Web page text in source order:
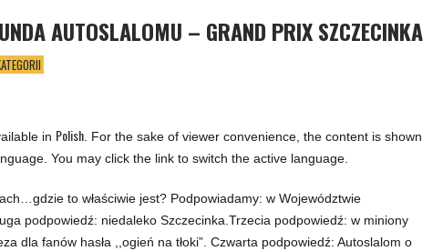
AUTOSLALOMU – GRAND PRIX SZCZECINKA
in Polish. For the sake of viewer convenience, the content is shown
You may click the link to switch the active language.
to właściwie jest? Podpowiadamy: w Województwie
podpowiedź: niedaleko Szczecinka.Trzecia podpowiedź: w miniony
dla fanów hasła ,,ogień na tłoki”. Czwarta podpowiedź: Autoslalom o